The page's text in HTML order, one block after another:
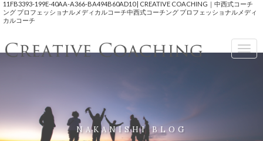
11FB3393-199E-40AA-A366-BA494B60AD10 | CREATIVE COACHING｜中西式コーチ
ング プロフェッショナルメディカルコーチ中西式コーチング プロフェッショナルメディ
カルコーチ
NAKANISHI BLOG